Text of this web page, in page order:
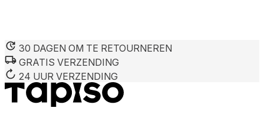
30 DAGEN OM TE RETOURNEREN
GRATIS VERZENDING
24 UUR VERZENDING
We gebruiken cookies om inhoud en advertenties te
deze informatie combineren met andere gegevens die u
diensten.